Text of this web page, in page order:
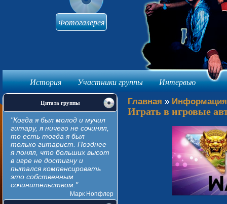
История Участники группы
Интервью
knijki-avtomat
Фотогалерея
Цитата группы
"Когда я был молод и мучил
гитару, я ничего не сочинял,
то есть тогда я был
только гитарист. Позднее
я понял, что больших высот
в игре не достигну и
пытался компенсировать
это собственным
сочинительством."
Марк Нопфлер
Главная » Информация
Играть в игровые